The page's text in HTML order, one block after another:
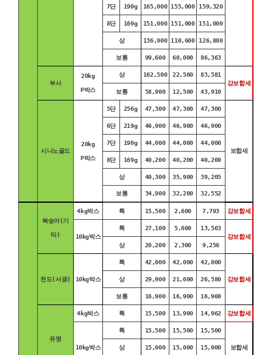
7단 190g 165,000 155,000 159,320
8단 169g 151,000 151,000 151,000
상 136,900 110,600 126,880
보통 99,600 60,000 86,363
부사
20kg
P박스
상 102,500 22,500
83,581
강보합세
보통
58,900 12,500 43,910
시나노골드
20kg
P박스
5단 256g 47,300 47,300 47,300
보합세
6단 219g 46,900 46,900 46,900
7단 190g 44,000 44,000 44,000
8단 169g 40,200 40,200 40,200
상 40,300 35,900 39,205
보통 34,900 32,200 32,552
복숭아(기
타)
4kg박스 특 15,500 2,600 7,793 강보합세
10kg박스
특 27,100 5,600
13,563
강보합세
상
20,200 2,300 9,256
천도(서광) 10kg박스
특 42,000 42,000 42,000
강보합세
상 29,900 21,600 26,580
보통 16,900 16,900 16,900
유명
4kg박스 특 15,500 13,900 14,962 강보합세
10kg박스
특 15,500 15,500 15,500
보합세
상 15,000 15,000 15,000